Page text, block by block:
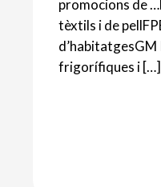
promocions de
tèxtils i de
frigorífiques i […]